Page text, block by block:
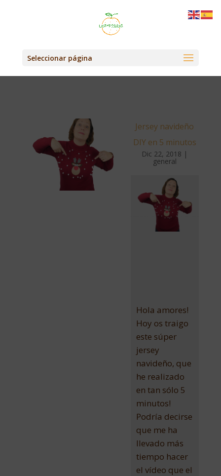
Seleccionar página
Jersey navideño
DIY en 5 minutos
Dic 22, 2018 |
general
Hola amores!
Hoy os traigo
este súper
jersey
navideño, que
he realizado
en tan sólo 5
minutos!
Podría decirse
que me ha
llevado más
tiempo hacer
el vídeo que el